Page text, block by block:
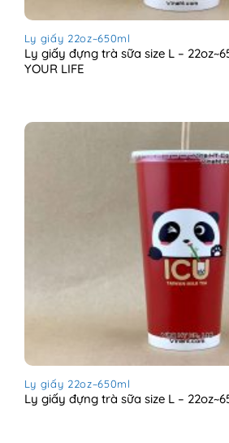
Ly giấy 22oz~650ml
Ly giấy đựng trà sữa size L –
YOUR LIFE
Ly giấy 22oz~650ml
Ly giấy đựng trà sữa size L –